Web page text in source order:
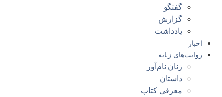
گفتگو
گزارش
یادداشت
اخبار
روایت‌های زنانه
زنان نام‌آور
داستان
معرفی کتاب